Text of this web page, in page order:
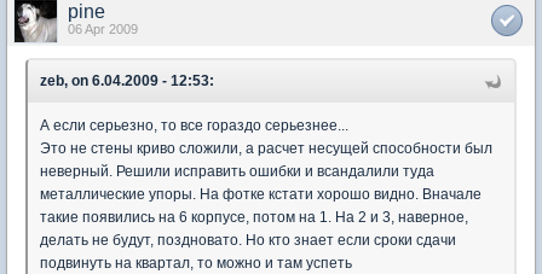
pine
06 Apr 2009
zeb, on 6.04.2009 - 12:53:
А если серьезно, то все гораздо серьезнее...
Это не стены криво сложили, а расчет несущей способности был
неверный. Решили исправить ошибки и всандалили туда
металлические упоры. На фотке кстати хорошо видно. Вначале
такие появились на 6 корпусе, потом на 1. На 2 и 3, наверное,
делать не будут, поздновато. Но кто знает если сроки сдачи
подвинуть на квартал, то можно и там успеть